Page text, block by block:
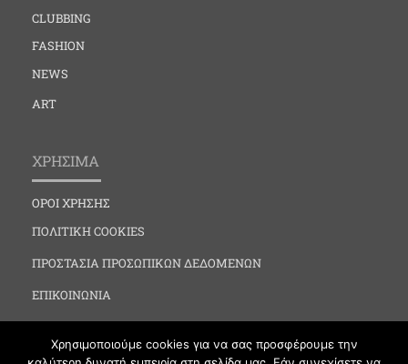
CLUBBING
FASHION
NEWS
ART
ΧΡΗΣΙΜΑ
ΟΡΟΙ ΧΡΗΣΗΣ
ΠΟΛΙΤΙΚΗ COOKIES
ΠΡΟΣΤΑΣΙΑ ΠΡΟΣΩΠΙΚΩΝ ΔΕΔΟΜΕΝΩΝ
ΕΠΙΚΟΙΝΩΝΙΑ
Χρησιμοποιούμε cookies για να σας προσφέρουμε την